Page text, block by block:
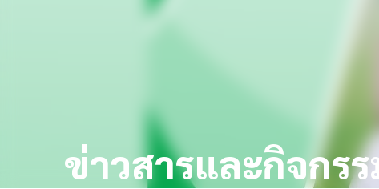
ข่าวสารและกิจกร